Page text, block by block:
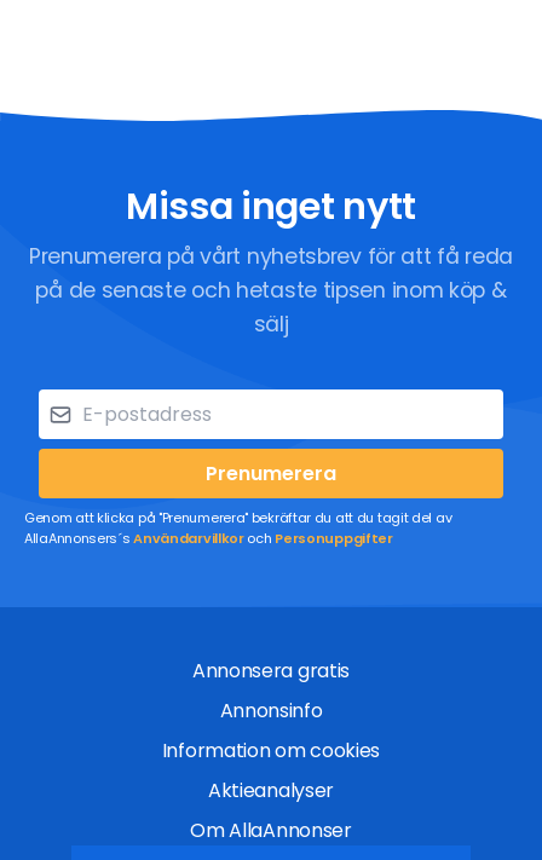
Missa inget nytt
Prenumerera på vårt nyhetsbrev för att få reda
på de senaste och hetaste tipsen inom köp &
sälj
Prenumerera
Genom att klicka på "Prenumerera" bekräftar du att du tagit del av
AllaAnnonsers´sAnvändarvillkoroch Personuppgifter
Annonsera gratis
Annonsinfo
Information om cookies
Aktieanalyser
Om AllaAnnonser